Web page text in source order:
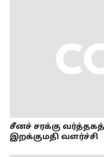
சீனச் சரக்கு
இறக்குமதி வளர்ச்சி